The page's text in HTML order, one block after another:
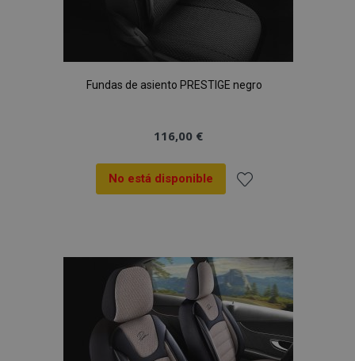
Fundas de asiento PRESTIGE negro
116,00 €
No está disponible
Lista
de
Deseos